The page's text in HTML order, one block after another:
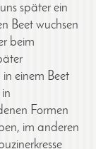
später ein
Beet wuchsen
beim
in einem Beet
Formen
im anderen